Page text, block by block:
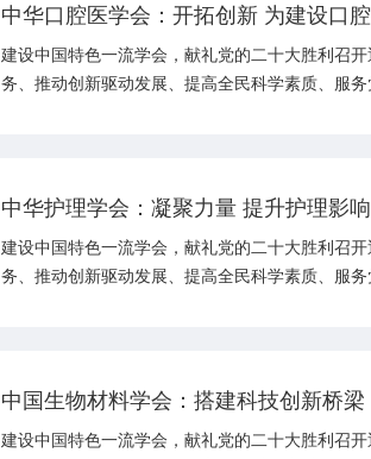
中华口腔医学会：开拓创新 为建设口
建设中国特色一流学会，献礼党的二十大胜利召
务、推动创新驱动发展、提高全民科学素质、服
中华护理学会：凝聚力量 提升护理影
建设中国特色一流学会，献礼党的二十大胜利召
务、推动创新驱动发展、提高全民科学素质、服
中国生物材料学会：搭建科技创新桥
建设中国特色一流学会，献礼党的二十大胜利召